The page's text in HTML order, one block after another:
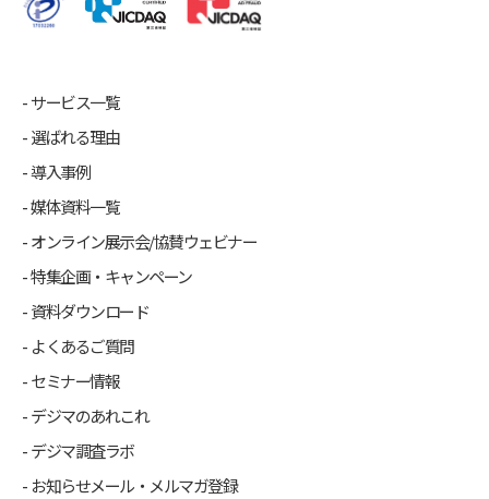
サービス一覧
選ばれる理由
導入事例
媒体資料一覧
オンライン展示会/協賛ウェビナー
特集企画・キャンペーン
資料ダウンロード
よくあるご質問
セミナー情報
デジマのあれこれ
デジマ調査ラボ
お知らせメール・メルマガ登録